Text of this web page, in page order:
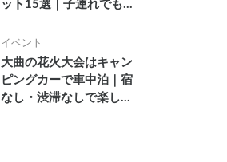
ット15選｜子連れでも
ルメ・温泉を徹底解説
イベント
大曲の花火大会はキャン
ピングカーで車中泊｜宿
なし・渋滞なしで楽しむ